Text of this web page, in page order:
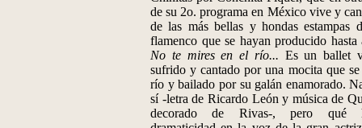
de su 2o. programa en México vive y
de las más bellas y hondas estampas
flamenco que se hayan producido hasta
No te mires en el río... Es un ballet
sufrido y cantado por una mocita que
río y bailado por su galán enamorado.
sí -letra de Ricardo León y música de
decorado de Rivas-, pero qué